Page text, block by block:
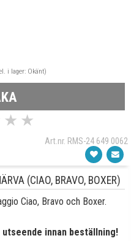
i lager: Okänt)
★ ★
Art.nr. RMS-24 649 0062
(CIAO, BRAVO, BOXER)
Ciao, Bravo och Boxer.
innan beställning!